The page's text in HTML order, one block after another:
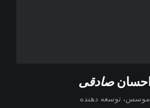
احسانصادقی
موسس، توسعه دهنده